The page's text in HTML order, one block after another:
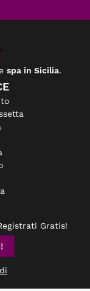
spa in Sicilia.
Gratis!